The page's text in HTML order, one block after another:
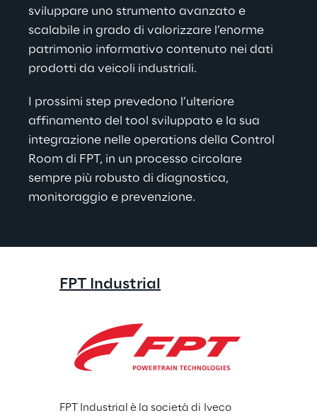
sviluppare uno strumento avanzato e
scalabile in grado di valorizzare l’enorme
patrimonio informativo contenuto nei dati
prodotti da veicoli industriali.
I prossimi step prevedono l’ulteriore
affinamento del tool sviluppato e la sua
integrazione nelle operations della Control
Room di FPT, in un processo circolare
sempre più robusto di diagnostica,
monitoraggio e prevenzione.
FPT Industrial
FPT Industrial è la società di Iveco